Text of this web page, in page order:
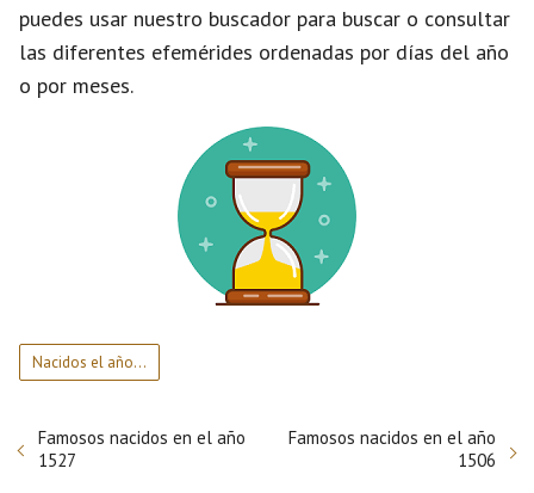
puedes usar nuestro buscador para buscar o consultar
las diferentes efemérides ordenadas por días del año
o por meses.
Nacidos el año...
Famosos nacidos en el año
1527
Famosos nacidos en el año
1506